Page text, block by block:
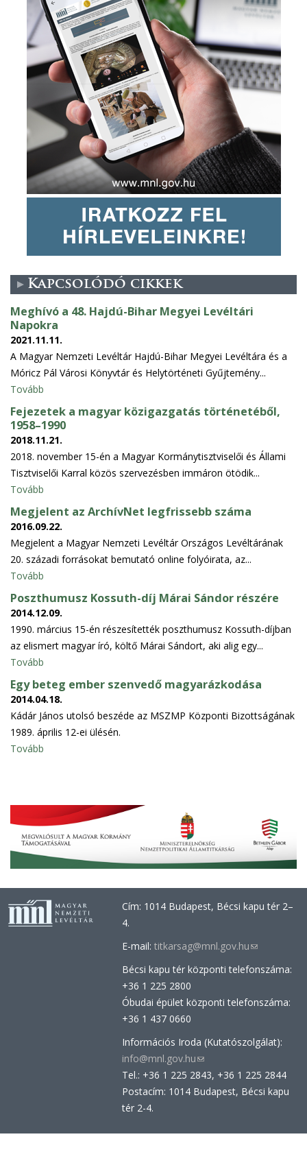
Kapcsolódó cikkek
Meghívó a 48. Hajdú-Bihar Megyei Levéltári
Napokra
2021.11.11.
A Magyar Nemzeti Levéltár Hajdú-Bihar Megyei Levéltára és a
Móricz Pál Városi Könyvtár és Helytörténeti Gyűjtemény...
Tovább
Fejezetek a magyar közigazgatás történetéből,
1958–1990
2018.11.21.
2018. november 15-én a Magyar Kormánytisztviselői és Állami
Tisztviselői Karral közös szervezésben immáron ötödik...
Tovább
Megjelent az ArchívNet legfrissebb száma
2016.09.22.
Megjelent a Magyar Nemzeti Levéltár Országos Levéltárának
20. századi forrásokat bemutató online folyóirata, az...
Tovább
Poszthumusz Kossuth-díj Márai Sándor részére
2014.12.09.
1990. március 15-én részesítették poszthumusz Kossuth-díjban
az elismert magyar író, költő Márai Sándort, aki alig egy...
Tovább
Egy beteg ember szenvedő magyarázkodása
2014.04.18.
Kádár János utolsó beszéde az MSZMP Központi Bizottságának
1989. április 12-ei ülésén.
Tovább
Cím: 1014 Budapest, Bécsi kapu tér 2–
4.
E-mail:titkarsag@mnl.gov.hu(link
sends
mail)
Bécsi kapu tér központi telefonszáma:
+36 1 225 2800
Óbudai épület központi telefonszáma:
+36 1 437 0660
Információs Iroda (Kutatószolgálat):
info@mnl.gov.hu(link
sends
e-
Tel.: +36 1 225 2843, +36 1 225 2844
Postacím: 1014 Budapest, Bécsi kapu
tér 2-4.